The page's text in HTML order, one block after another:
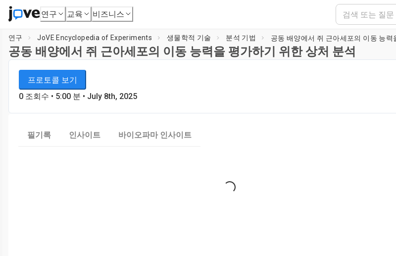
연구 교육 비즈니스
연구 JoVE Encyclopedia of Experiments 생물학적 기술 분석 기법
공동 배양에서 쥐 근아세포의 이동 능력을 평가하기 위한 상처 분석
JoVE Encyclopedia of Experiments
생물학적 기술
프로토콜 보기
0 조회수 • 5:00 분 • July 8th, 2025
필기록 인사이트 바이오파마 인사이트
Loading...